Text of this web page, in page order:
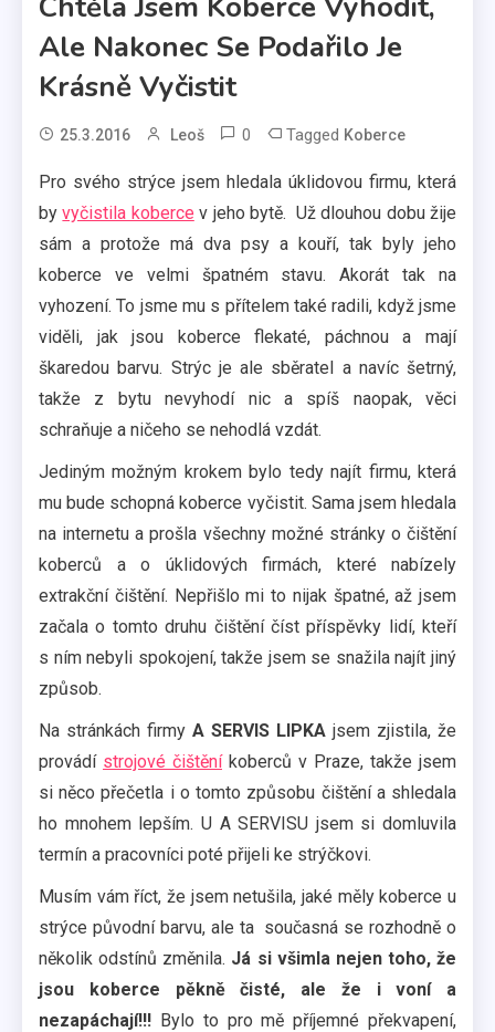
Ale Nakonec Se Podařilo Je
Krásně Vyčistit
25.3.2016 Leoš 0 Tagged Koberce
Pro svého strýce jsem hledala úklidovou firmu, která
byvyčistila koberce v jeho bytě. Už dlouhou dobu žije
sám a protože má dva psy a kouří, tak byly jeho
koberce ve velmi špatném stavu. Akorát tak na
vyhození. To jsme mu s přítelem také radili, když jsme
viděli, jak jsou koberce flekaté, páchnou a mají
škaredou barvu. Strýc je ale sběratel a navíc šetrný,
takže z bytu nevyhodí nic a spíš naopak, věci
schraňuje a ničeho se nehodlá vzdát.
Jediným možným krokem bylo tedy najít firmu, která
mu bude schopná koberce vyčistit. Sama jsem hledala
na internetu a prošla všechny možné stránky o čištění
koberců a o úklidových firmách, které nabízely
extrakční čištění. Nepřišlo mi to nijak špatné, až jsem
začala o tomto druhu čištění číst příspěvky lidí, kteří
s ním nebyli spokojení, takže jsem se snažila najít jiný
způsob.
Na stránkách firmy A SERVIS LIPKA jsem zjistila, že
provádí strojové čištěníkoberců v Praze, takže jsem
si něco přečetla i o tomto způsobu čištění a shledala
ho mnohem lepším. U A SERVISU jsem si domluvila
termín a pracovníci poté přijeli ke strýčkovi.
Musím vám říct, že jsem netušila, jaké měly koberce u
strýce původní barvu, ale ta současná se rozhodně o
několik odstínů změnila. Já si všimla nejen toho, že
jsou koberce pěkně čisté, ale že i voní a
nezapáchají!!! Bylo to pro mě příjemné překvapení,